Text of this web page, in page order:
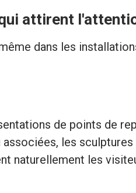
attirent
dans les
de points de
les sculptures
naturellement les